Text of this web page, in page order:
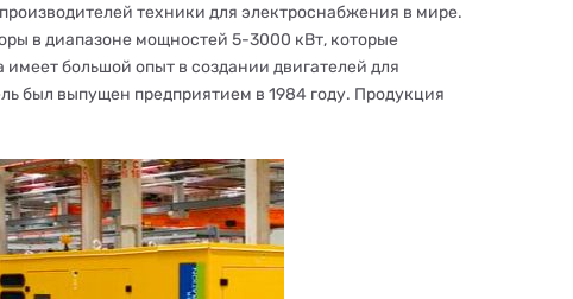
техники для электроснабжения в мире.
в диапазоне мощностей 5-3000 кВт, которые
большой опыт в создании двигателей для
был выпущен предприятием в 1984 году. Продукция